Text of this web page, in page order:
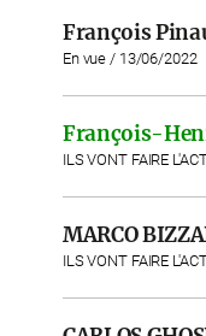
François
En vue / 13/06/2022
François-
ILS VONT FAIRE
MARCO
ILS VONT FAIRE